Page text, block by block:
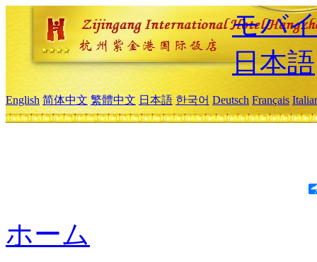
モバ
日本語
English 简体中文 繁體中文 日本語 한국어 Deutsch Français
ホーム